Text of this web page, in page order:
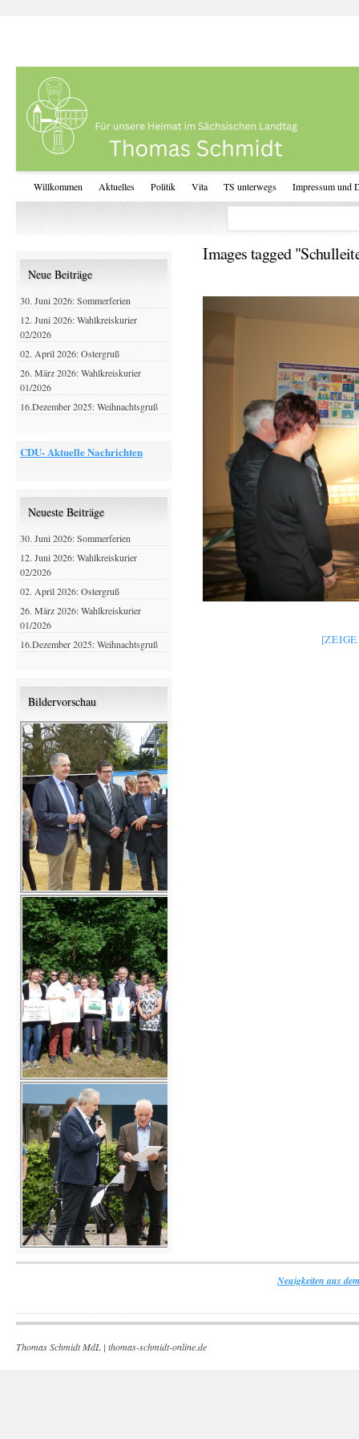
Willkommen Aktuelles Politik Vita TS unterwegs Impressum und
Images tagged
Neue Beiträge
30. Juni 2026: Sommerferien
12. Juni 2026: Wahlkreiskurier
02/2026
02. April 2026: Ostergruß
26. März 2026: Wahlkreiskurier
01/2026
16.Dezember 2025: Weihnachtsgruß
CDU- Aktuelle Nachrichten
Neueste Beiträge
30. Juni 2026: Sommerferien
12. Juni 2026: Wahlkreiskurier
02/2026
02. April 2026: Ostergruß
26. März 2026: Wahlkreiskurier
01/2026
16.Dezember 2025: Weihnachtsgruß
Bildervorschau
Neuigkeiten aus
Thomas Schmidt MdL | thomas-schmidt-online.de